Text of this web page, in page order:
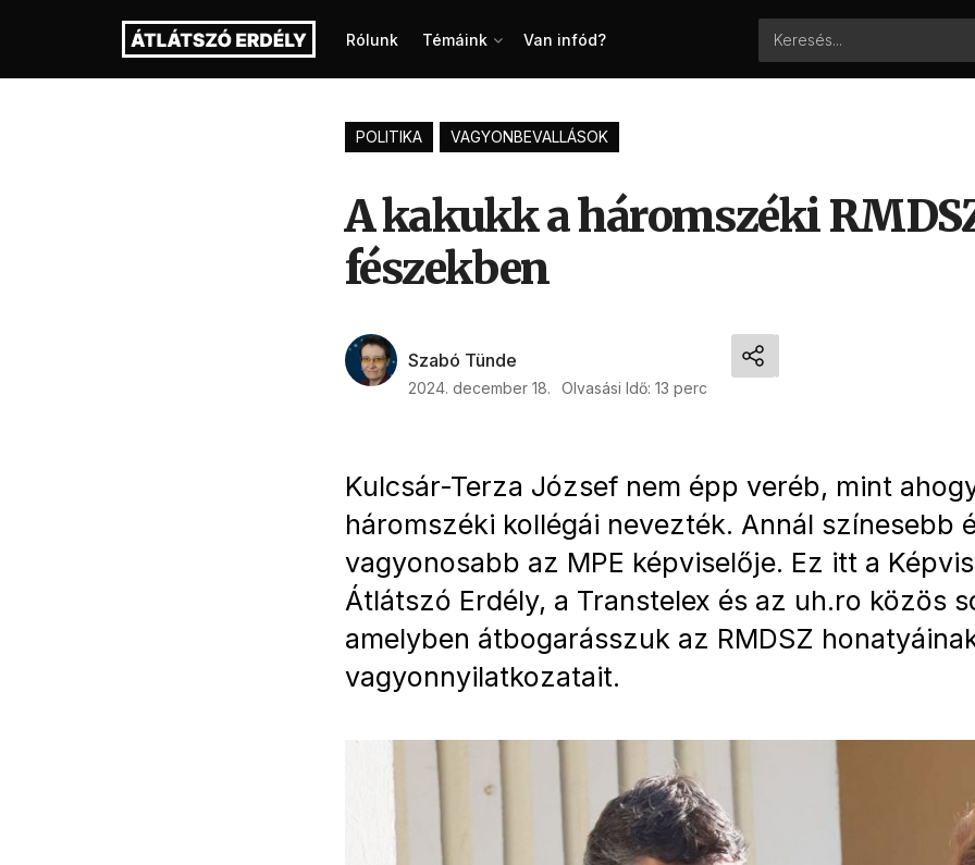
Rólunk Témáink Van infód?
POLITIKA VAGYONBEVALLÁSOK
A kakukk a háromszéki
fészekben
Szabó Tünde
2024. december 18. Olvasási Idő: 13 perc
Kulcsár-Terza József nem épp veréb, mint
háromszéki kollégái nevezték. Annál színesebb
vagyonosabb az MPE képviselője. Ez itt a
Átlátszó Erdély, a Transtelex és az uh.ro közös
amelyben átbogarásszuk az RMDSZ
vagyonnyilatkozatait.